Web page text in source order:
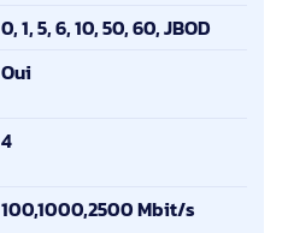
0, 1, 5, 6, 10, 50, 60, JBOD
Oui
4
100,1000,2500 Mbit/s